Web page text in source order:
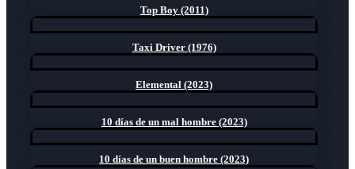
Top Boy (2011)
Taxi Driver (1976)
Elemental (2023)
10 días de un mal hombre (2023)
10 días de un buen hombre (2023)